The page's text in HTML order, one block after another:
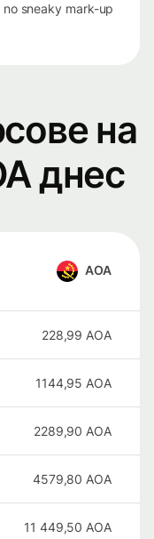
sneaky mark-up
на
днес
AOA
228,99 AOA
1144,95 AOA
2289,90 AOA
4579,80 AOA
11 449,50 AOA